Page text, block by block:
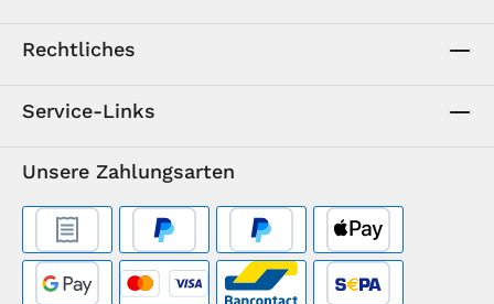
Rechtliches
Service-Links
Unsere Zahlungsarten